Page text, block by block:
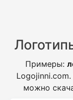
Примеры:
можно